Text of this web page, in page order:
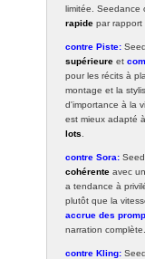
limitée. Seedance
rapide par rapport
contrePiste:
supérieure et
pour les récits à
montage et la
d'importance à la
est mieux adapté
lots
contreSora:
cohérente avec
a tendance à
plutôt que la
accrue des
narration complète.
contreKling: